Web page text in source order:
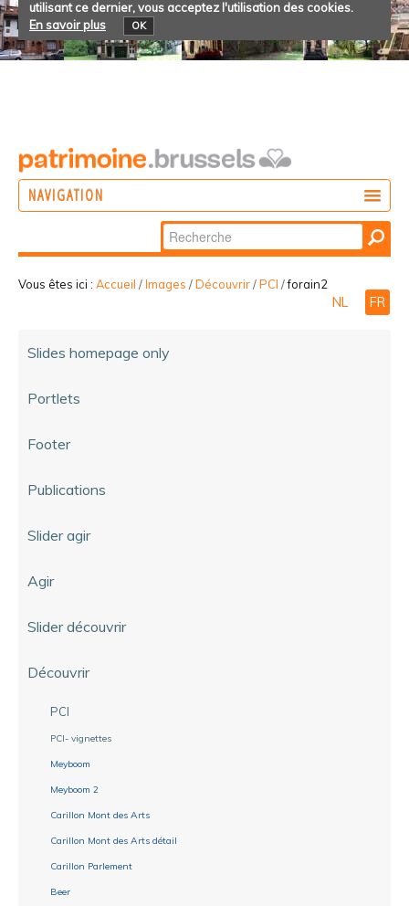
utilisant ce dernier, vous acceptez l'utilisation des cookies.
En savoir plus
OK
NAVIGATION
Chercher par
Recherche
avancée…
Vous êtes ici : Accueil /Images /Découvrir/PCI /forain2
NL FR
Slides homepage only
Portlets
Footer
Publications
Slider agir
Agir
Slider découvrir
Découvrir
PCI
PCI- vignettes
Meyboom
Meyboom 2
Carillon Mont des Arts
Carillon Mont des Arts détail
Carillon Parlement
Beer